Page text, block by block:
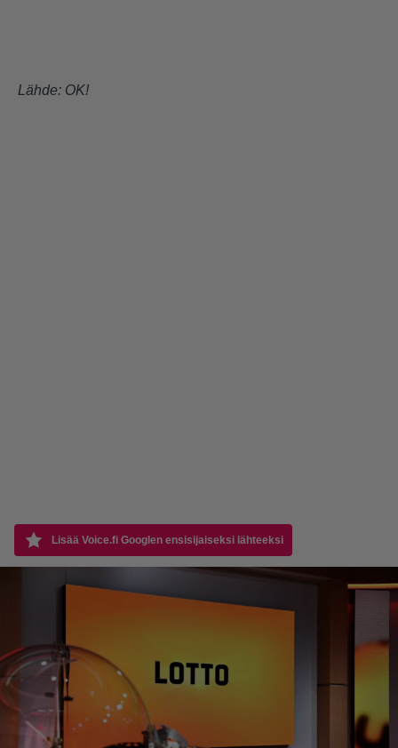
Lähde: OK!
Lisää Voice.fi Googlen ensisijaiseksi lähteeksi